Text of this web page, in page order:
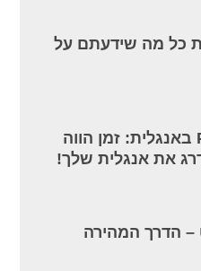
כל מה שידעתם על
מה זה Present Perfect באנגלית: זמן הווה
את אנגלית שלך!
– הדרך המהירה